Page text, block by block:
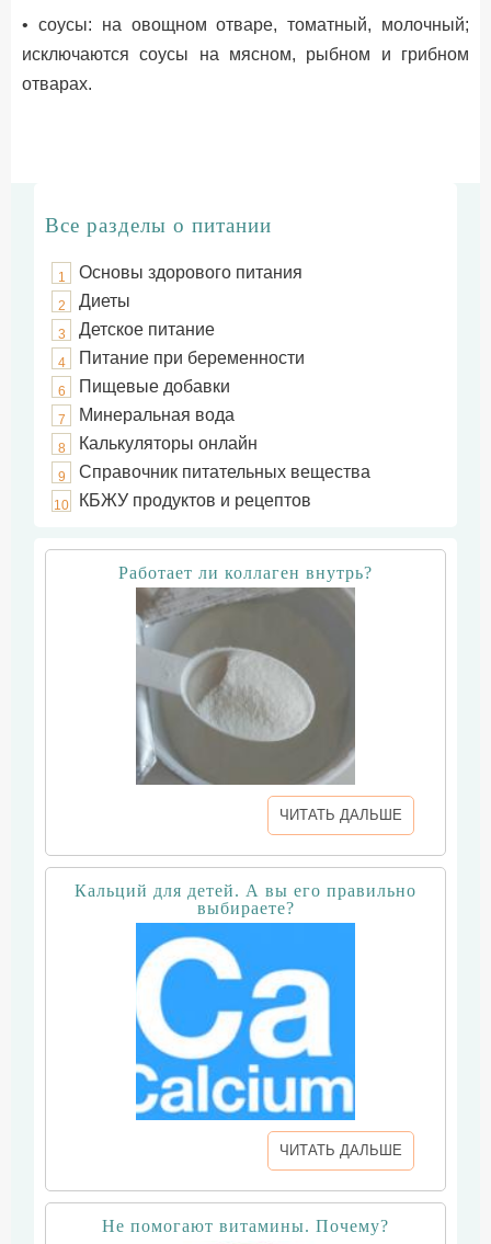
• соусы: на овощном отваре, томатный, молочный;
исключаются соусы на мясном, рыбном и грибном
отварах.
Все разделы о питании
1 Основы здорового питания
2 Диеты
3 Детское питание
4 Питание при беременности
6 Пищевые добавки
7 Минеральная вода
8 Калькуляторы онлайн
9 Справочник питательных вещества
10 КБЖУ продуктов и рецептов
Работает ли коллаген внутрь?
ЧИТАТЬ ДАЛЬШЕ
Кальций для детей. А вы его правильно
выбираете?
ЧИТАТЬ ДАЛЬШЕ
Не помогают витамины. Почему?